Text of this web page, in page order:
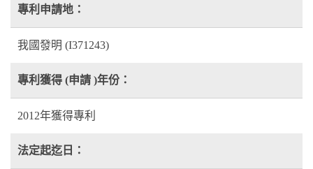
專利申請地：
我國發明 (I371243)
專利獲得 (申請 )年份：
2012年獲得專利
法定起迄日：